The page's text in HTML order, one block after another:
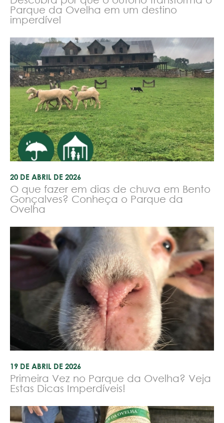
Parque da Ovelha em um destino
imperdível
20 DE ABRIL DE 2026
O que fazer em dias de chuva em Bento
Gonçalves? Conheça o Parque da
Ovelha
19 DE ABRIL DE 2026
Primeira Vez no Parque da Ovelha? Veja
Estas Dicas Imperdíveis!